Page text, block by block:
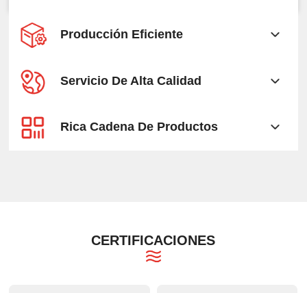
Producción Eficiente
Servicio De Alta Calidad
Rica Cadena De Productos
CERTIFICACIONES